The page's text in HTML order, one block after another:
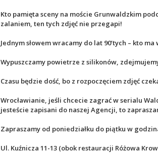
Kto pamięta sceny na moście Grunwaldzkim
zalaniem, ten tych zdjęć nie przegapi!
Jednym słowem wracamy do lat 90’tych – kto
Wypuszczamy powietrze z silikonów,
Czasu będzie dość, bo z rozpoczęciem zdjęć
Wrocławianie, jeśli chcecie zagrać w serialu
jesteście zapisani do naszej Agencji, to
Zapraszamy od poniedziałku do piątku w
Ul. Kuźnicza 11-13 (obok restauracji Różowa